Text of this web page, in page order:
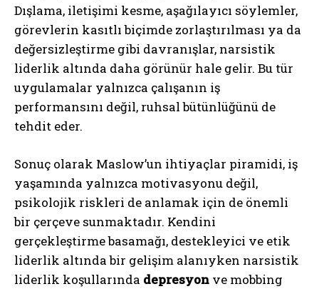
Gizlilik politikasınıokudum, onaylıyorum.
Dışlama, iletişimi kesme, aşağılayıcı söylemler,
görevlerin kasıtlı biçimde zorlaştırılması ya da
değersizleştirme gibi davranışlar, narsistik
liderlik altında daha görünür hale gelir. Bu tür
uygulamalar yalnızca çalışanın iş
performansını değil, ruhsal bütünlüğünü de
tehdit eder.
Sonuç olarak Maslow’un ihtiyaçlar piramidi, iş
yaşamında yalnızca motivasyonu değil,
psikolojik riskleri de anlamak için de önemli
bir çerçeve sunmaktadır. Kendini
gerçekleştirme basamağı, destekleyici ve etik
liderlik altında bir gelişim alanıyken narsistik
liderlik koşullarında depresyon ve mobbing